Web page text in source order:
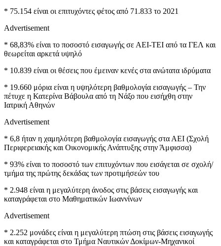
* 75.154 είναι οι επιτυχόντες φέτος από 71.833 το 2021
Advertisement
* 68,83% είναι το ποσοστό εισαγωγής σε ΑΕΙ-ΤΕΙ από τα ΓΕΛ και
θεωρείται αρκετά υψηλό
* 10.839 είναι οι θέσεις που έμειναν κενές στα ανώτατα ιδρύματα
* 19.660 μόρια είναι η υψηλότερη βαθμολογία εισαγωγής – Την
πέτυχε η Κατερίνα Βάβουλα από τη Νάξο που εισήχθη στην
Ιατρική Αθηνών
Advertisement
* 6,8 ήταν η χαμηλότερη βαθμολογία εισαγωγής στα ΑΕΙ (Σχολή
Περιφερειακής και Οικονομικής Ανάπτυξης στην Άμφισσα)
* 93% είναι το ποσοστό των επιτυχόντων που εισάγεται σε σχολή/
τμήμα της πρώτης δεκάδας των προτιμήσεών του
* 2.948 είναι η μεγαλύτερη άνοδος στις βάσεις εισαγωγής και
καταγράφεται στο Μαθηματικών Ιωαννίνων
Advertisement
* 2.252 μονάδες είναι η μεγαλύτερη πτώση στις βάσεις εισαγωγής
και καταγράφεται στο Τμήμα Ναυτικών Δοκίμων-Μηχανικοί